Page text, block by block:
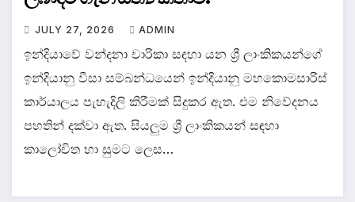
JULY 27, 2026 ADMIN
ඉන්දියාවේ වන්දනා චාරිකා සඳහා යන ශ්‍රී ලාංකිකයන්ගේ
ඉන්දියානු වීසා සම්බන්ධයෙන් ඉන්දියානු මහකොමසාරිස්
කාර්යාලය පැහැදිලි කිරීමක් සිදුකර ඇත. එම නිවේදනය
පහතින් දක්වා ඇත. සියලුම ශ්‍රී ලාංකිකයන් සඳහා
කාලෝචිත හා සුමට ලෙස…